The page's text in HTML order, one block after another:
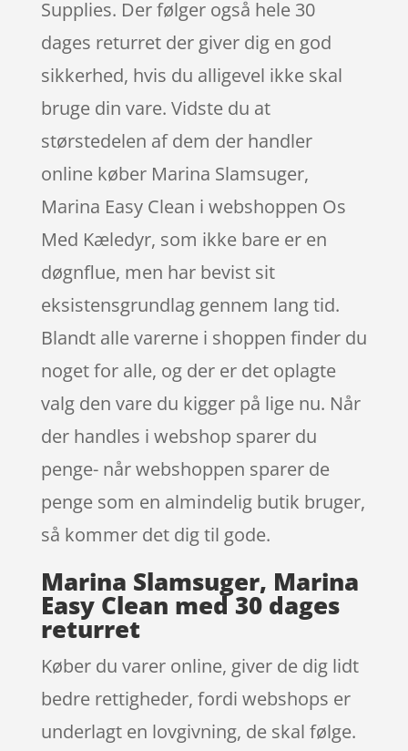
Supplies. Der følger også hele 30
dages returret der giver dig en god
sikkerhed, hvis du alligevel ikke skal
bruge din vare. Vidste du at
størstedelen af dem der handler
online køber Marina Slamsuger,
Marina Easy Clean i webshoppen Os
Med Kæledyr, som ikke bare er en
døgnflue, men har bevist sit
eksistensgrundlag gennem lang tid.
Blandt alle varerne i shoppen finder du
noget for alle, og der er det oplagte
valg den vare du kigger på lige nu. Når
der handles i webshop sparer du
penge- når webshoppen sparer de
penge som en almindelig butik bruger,
så kommer det dig til gode.
Marina Slamsuger, Marina
Easy Clean med 30 dages
returret
Køber du varer online, giver de dig lidt
bedre rettigheder, fordi webshops er
underlagt en lovgivning, de skal følge.